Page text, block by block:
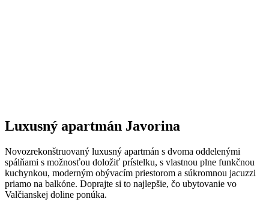
Luxusný apartmán Javorina
Novozrekonštruovaný luxusný apartmán s dvoma oddelenými
spálňami s možnosťou doložiť prístelku, s vlastnou plne funkčnou
kuchynkou, moderným obývacím priestorom a súkromnou jacuzzi
priamo na balkóne. Doprajte si to najlepšie, čo ubytovanie vo
Valčianskej doline ponúka.